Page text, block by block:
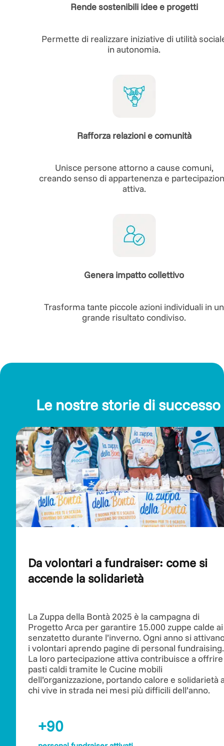
Rende sostenibili idee e progetti
Permette di realizzare iniziative di utilità
in autonomia.
Rafforza relazioni e comunità
Unisce persone attorno a cause comuni,
creando senso di appartenenza e
attiva.
Genera impatto collettivo
Trasforma tante piccole azioni individuali in un
grande risultato condiviso.
Le nostre storie di successo
Da volontari a fundraiser: come si
accende la solidarietà
La Zuppa della Bontà 2025 è la campagna di
Progetto Arca per garantire 15.000 zuppe calde ai
senzatetto durante l’inverno. Ogni anno si
i volontari aprendo pagine di personal fundraising.
La loro partecipazione attiva contribuisce a offrire
pasti caldi tramite le Cucine mobili
dell’organizzazione, portando calore e solidarietà
chi vive in strada nei mesi più difficili dell’anno.
+90